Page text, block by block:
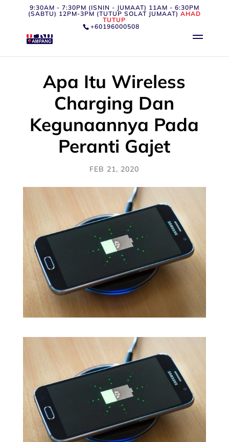
9:30AM - 7:30PM (ISNIN - JUMAAT) 11AM - 6:30PM
(SABTU) 12PM-3PM (TUTUP SOLAT JUMAAT) AHAD
TUTUP
+60196000508
Apa Itu Wireless
Charging Dan
Kegunaannya Pada
Peranti Gajet
FEB 21, 2020